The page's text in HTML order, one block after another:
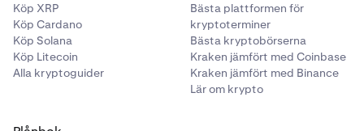
Köp XRP
Köp Cardano
Köp Solana
Köp Litecoin
Alla kryptoguider
Bästa plattformen för
kryptoterminer
Bästa kryptobörserna
Kraken jämfört med Coinbase
Kraken jämfört med Binance
Lär om krypto